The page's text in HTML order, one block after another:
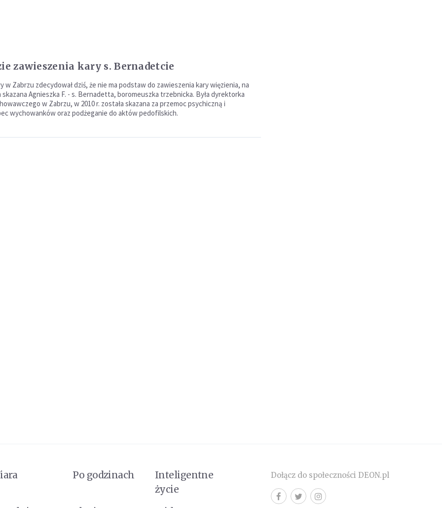
zawieszenia kary s. Bernadetcie
w Zabrzu zdecydował dziś, że nie ma podstaw do zawieszenia kary więzienia, na
skazana Agnieszka F. - s. Bernadetta, boromeuszka trzebnicka. Była dyrektorka
w Zabrzu, w 2010 r. została skazana za przemoc psychiczną i
wychowanków oraz podżeganie do aktów pedofilskich.
Po godzinach
Inteligentne
życie
Dołącz do społeczności DEON.pl